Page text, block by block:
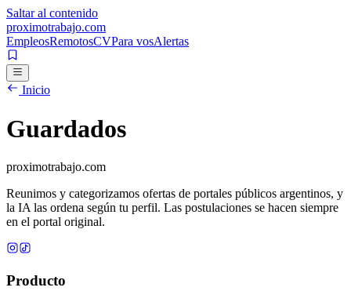
Saltar al contenido
proximotrabajo.com
EmpleosRemotosCVPara vosAlertas
Inicio
Guardados
proximotrabajo.com
Reunimos y categorizamos ofertas de portales públicos argentinos, y
la IA las ordena según tu perfil. Las postulaciones se hacen siempre
en el portal original.
Producto